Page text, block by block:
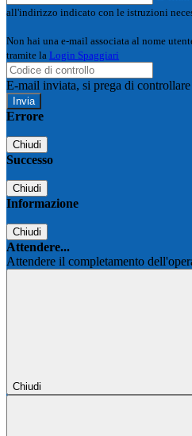
all'indirizzo indicato con le istruzioni
Non hai una e-mail associata al nome
tramite la Login Spaggiari
E-mail inviata, si prega di
Errore
Chiudi
Successo
Chiudi
Informazione
Chiudi
Attendere...
Attendere il completamento
Chiudi